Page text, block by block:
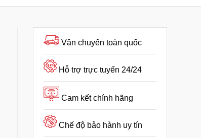
Vận chuyển toàn quốc
Hỗ trợ trực tuyến 24/24
Cam kết chính hãng
Chế độ bảo hành uy tín